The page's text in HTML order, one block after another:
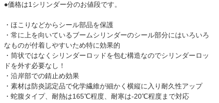
●価格は1シリンダー分のお値段です。
・ほこりなどからシール部品を保護
・常に上を向いているブームシリンダーのシール部分にはいろいろ
なものが付着しやすいため特に効果的
・筒状ではなくシリンダーロッドを包む構造なのでシリンダーロッ
ドを外す必要なし！
・沿岸部での錆止め効果
・素材は防炎認定品で化学繊維が細かく横縦に入り耐久性アップ
・蛇腹タイプ、耐熱は165℃程度、耐寒は-20℃程度まで対応